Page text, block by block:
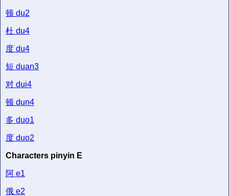
顿 du2
杜 du4
度 du4
短 duan3
对 dui4
顿 dun4
多 duo1
度 duo2
Characters pinyin E
阿 e1
俄 e2